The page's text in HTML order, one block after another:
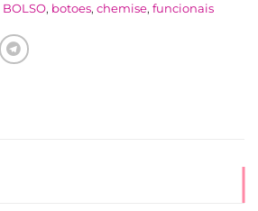
BOLSO, botoes, chemise, funcionais